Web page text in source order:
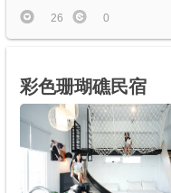
26 0
彩色珊瑚礁民宿